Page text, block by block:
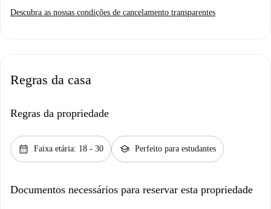
Descubra as nossas condições de cancelamento transparentes
Regras da casa
Regras da propriedade
calendar_month Faixa etária: 18 - 30 school Perfeito para estudantes
Documentos necessários para reservar esta propriedade